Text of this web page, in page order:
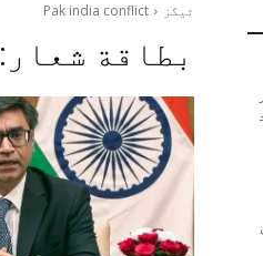
ٹیگز Pak india conflict
بطاقة شعار: